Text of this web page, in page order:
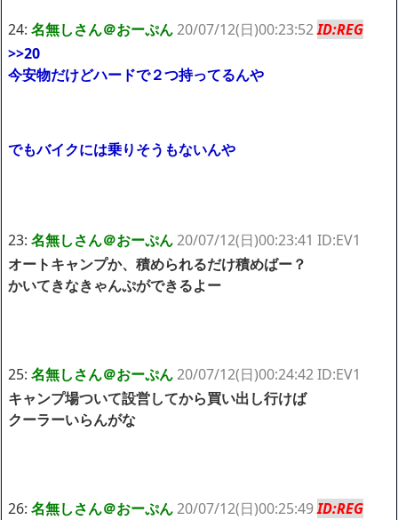
24: 名無しさん＠おーぷん20/07/12(日)00:23:52ID:REG
>>20
今安物だけどハードで２つ持ってるんや
でもバイクには乗りそうもないんや
23: 名無しさん＠おーぷん20/07/12(日)00:23:41 ID:EV1
オートキャンプか、積められるだけ積めばー？
かいてきなきゃんぷができるよー
25: 名無しさん＠おーぷん20/07/12(日)00:24:42 ID:EV1
キャンプ場ついて設営してから買い出し行けば
クーラーいらんがな
26: 名無しさん＠おーぷん20/07/12(日)00:25:49ID:REG